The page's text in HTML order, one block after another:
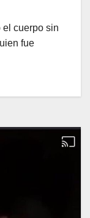
el cuerpo sin
fue